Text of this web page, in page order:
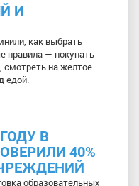
И
как выбрать
правила — покупать
на желтое
едой.
В
40%
образовательных